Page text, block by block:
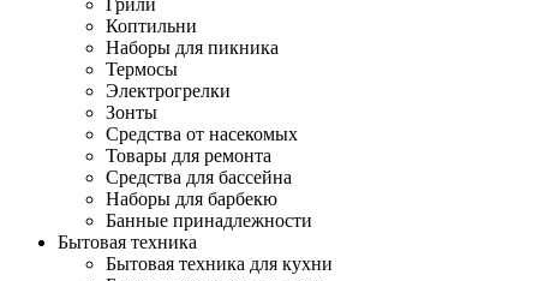
Грили
Коптильни
Наборы для пикника
Термосы
Электрогрелки
Зонты
Средства от насекомых
Товары для ремонта
Средства для бассейна
Наборы для барбекю
Банные принадлежности
Бытовая техника
Бытовая техника для кухни